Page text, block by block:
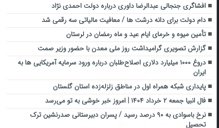
افشاگری جنجالی عبدالرضا داوری درباره دولت احمدی نژاد
دام دولت برای دانه درشت ها / معافیت مالیاتی سه رقمی شد
تأمین میوه و خرمای ایام عید و ماه رمضان در لرستان
گزارش تصویری گرامیداشت روز ملی معدن با حضور وزیر صمت
دروغ ۱۰۰۰ میلیارد دلاری اصلاح‌طلبان درباره ورود سرمایه آمریکایی ها به
ایران
پایداری شبکه همراه اول در مناطق زلزله‌زده استان گلستان
فال انبیا جمعه ۲ خرداد ۱۴۰۴ | امروز خبر خوشی به تو می‌رسد
نرخ باسوادی به ۹۰ درصد رسید / پسران دبیرستانی صدرنشین ترک
تحصیل